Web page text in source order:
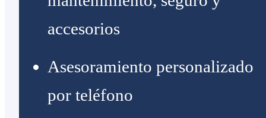
accesorios
Asesoramiento personalizado
por teléfono